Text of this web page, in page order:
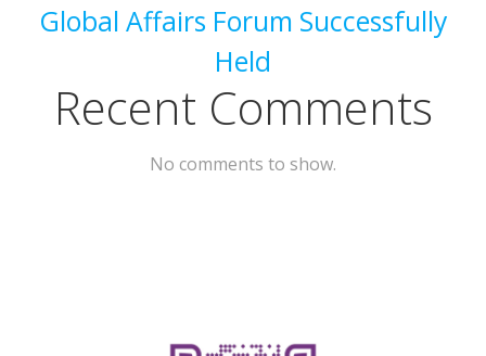
Global Affairs Forum Successfully
Held
Recent Comments
No comments to show.